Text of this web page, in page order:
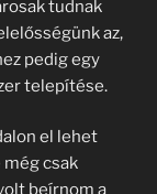
tudnak
az,
pedig egy
telepítése.
el lehet
csak
beírnom a